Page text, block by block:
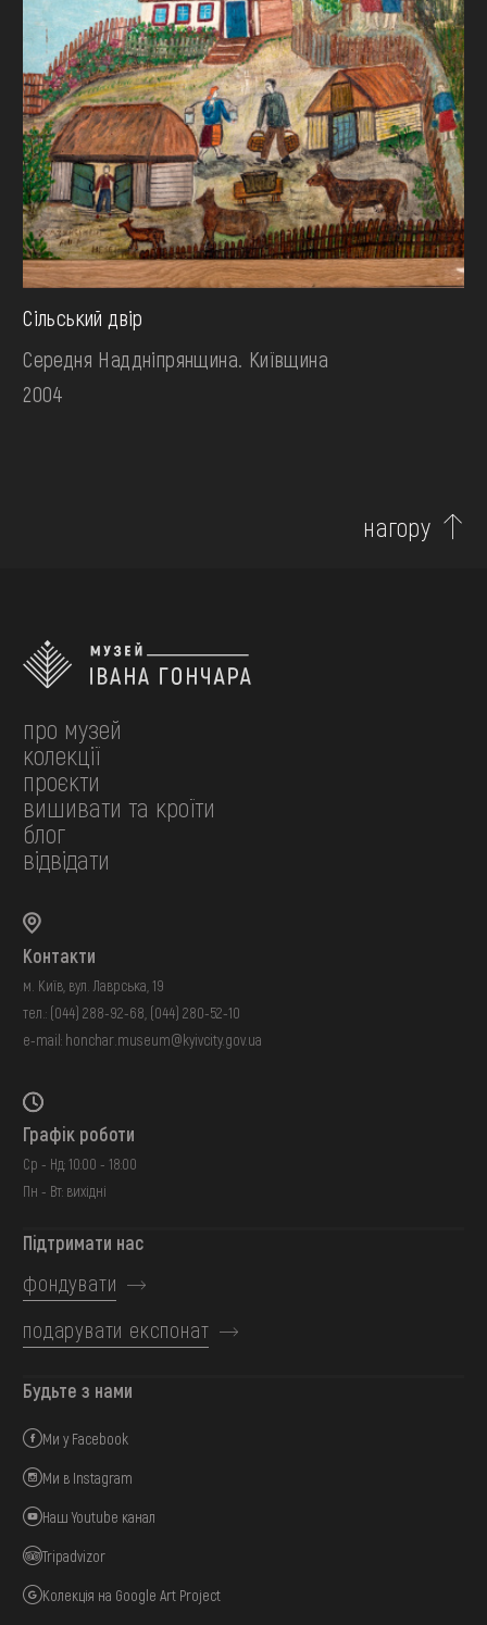
Сільський двір
Середня Наддніпрянщина. Київщина
2004
нагору
про музей
колекції
проєкти
вишивати та кроїти
блог
відвідати
Контакти
м. Київ, вул. Лаврська, 19
тел.: (044) 288-92-68 (044) 280-52-10
e-mail: honchar.museum@kyivcity.gov.ua
Графік роботи
Ср - Нд: 10:00 - 18:00
Пн - Вт: вихідні
Підтримати нас
фондувати
подарувати експонат
Будьте з нами
Ми у Facebook
Ми в Instagram
Наш Youtube канал
Tripadvizor
Колекція на Google Art Project